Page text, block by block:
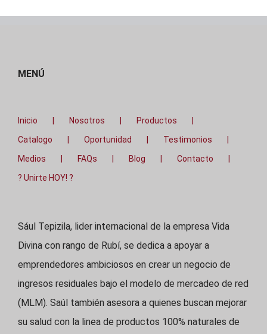
MENÚ
Inicio Nosotros
Productos
Catalogo
Oportunidad
Testimonios
Medios
FAQs Blog
Contacto
? Unirte HOY! ?
Sául Tepizila, lider internacional de la empresa Vida
Divina con rango de Rubí, se dedica a apoyar a
emprendedores ambiciosos en crear un negocio de
ingresos residuales bajo el modelo de mercadeo de red
(MLM). Saúl también asesora a quienes buscan mejorar
su salud con la linea de productos 100% naturales de